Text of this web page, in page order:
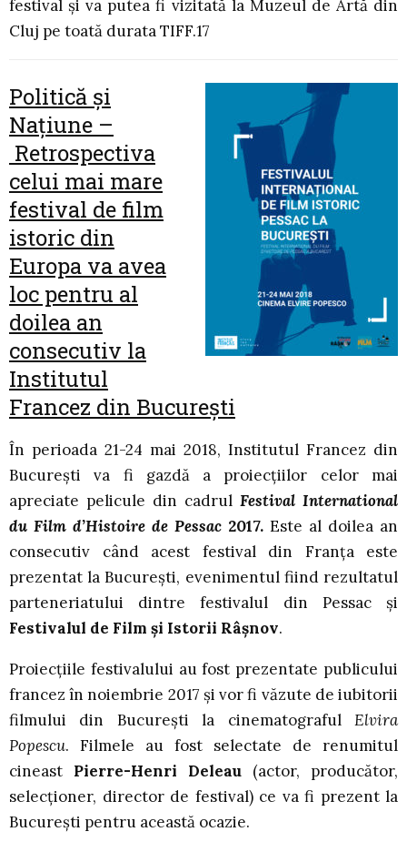
festival și va putea fi vizitată la Muzeul de Artă din
Cluj pe toată durata TIFF.17
Politică și
Națiune –
Retrospectiva
celui mai mare
festival de film
istoric din
Europa va avea
loc pentru al
doilea an
consecutiv la
Institutul
Francez din București
În perioada 21-24 mai 2018, Institutul Francez din
București va fi gazdă a proiecțiilor celor mai
apreciate pelicule din cadrul Festival International
du Film d’Histoire de Pessac 2017. Este al doilea an
consecutiv când acest festival din Franța este
prezentat la București, evenimentul fiind rezultatul
parteneriatului dintre festivalul din Pessac și
Festivalul de Film și Istorii Râșnov.
Proiecțiile festivalului au fost prezentate publicului
francez în noiembrie 2017 și vor fi văzute de iubitorii
filmului din București la cinematografulElvira
Popescu. Filmele au fost selectate de renumitul
cineast Pierre-Henri Deleau (actor, producător,
selecţioner, director de festival) ce va fi prezent la
București pentru această ocazie.